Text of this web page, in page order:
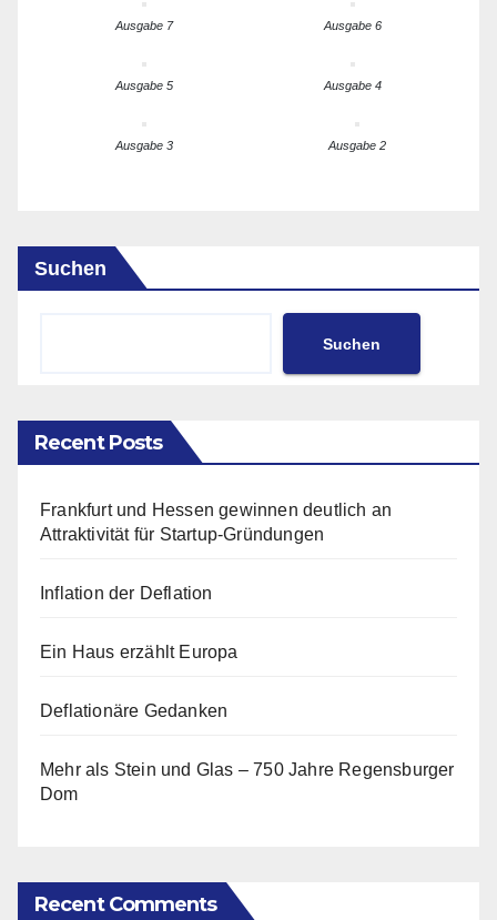
Ausgabe 7 Ausgabe 6
Ausgabe 5 Ausgabe 4
Ausgabe 3 Ausgabe 2
Suchen
Suchen
Recent Posts
Frankfurt und Hessen gewinnen deutlich an
Attraktivität für Startup-Gründungen
Inflation der Deflation
Ein Haus erzählt Europa
Deflationäre Gedanken
Mehr als Stein und Glas – 750 Jahre Regensburger
Dom
Recent Comments